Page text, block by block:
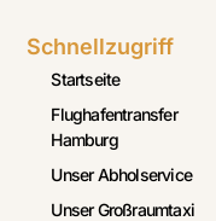
Schnellzugriff
Startseite
Flughafentransfer
Hamburg
Unser Abholservice
Unser Großraumtaxi